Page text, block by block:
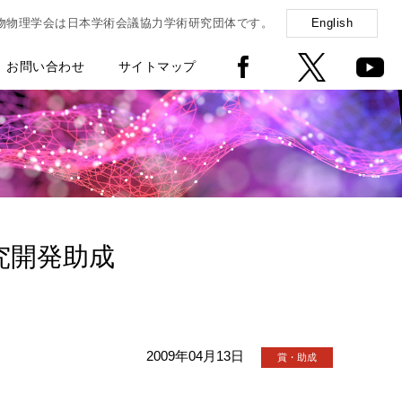
物理学会は日本学術会議協力学術研究団体です。 English
お問い合わせ サイトマップ
開発助成
2009年04月13日 賞・助成